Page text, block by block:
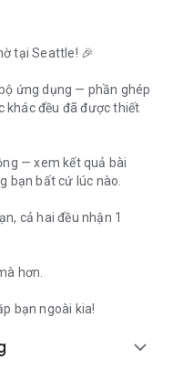
tại Seattle! 🎉
ứng dụng — phần ghép
khác đều đã được thiết
— xem kết quả bài
bạn bất cứ lúc nào.
cả hai đều nhận 1
hơn.
bạn ngoài kia!
expand_more